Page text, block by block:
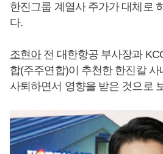
한진그룹 계열사 주가가 대체로
다.
조현아전 대한항공 부사장과
합(주주연합)이 추천한 한진칼 사
사퇴하면서 영향을 받은 것으로